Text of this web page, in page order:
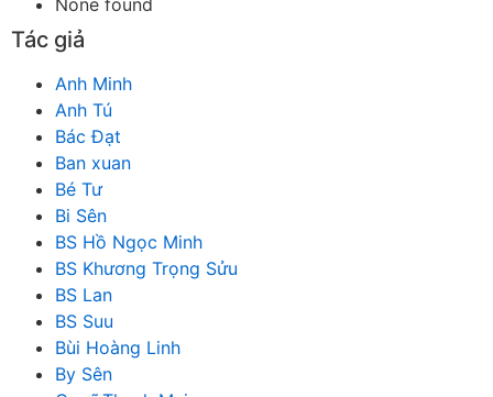
Tác giả
Anh Minh
Anh Tú
Bác Đạt
Ban xuan
Bé Tư
Bi Sên
BS Hồ Ngọc Minh
BS Khương Trọng Sửu
BS Lan
BS Suu
Bùi Hoàng Linh
By Sên